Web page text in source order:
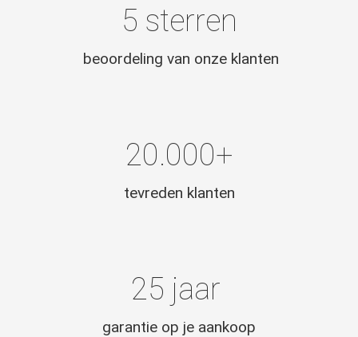
5 sterren
beoordeling van onze klanten
20.000+
tevreden klanten
25 jaar
garantie op je aankoop